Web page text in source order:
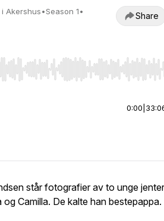
Akershus•Season 1•
Share
Home/End to jump to start or
0:00
står fotografier av to unge
Camilla. De kalte han bestepappa.